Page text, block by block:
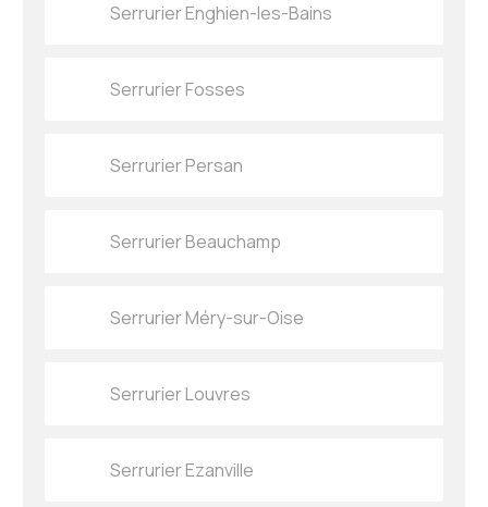
Serrurier Enghien-les-Bains
Serrurier Fosses
Serrurier Persan
Serrurier Beauchamp
Serrurier Méry-sur-Oise
Serrurier Louvres
Serrurier Ezanville